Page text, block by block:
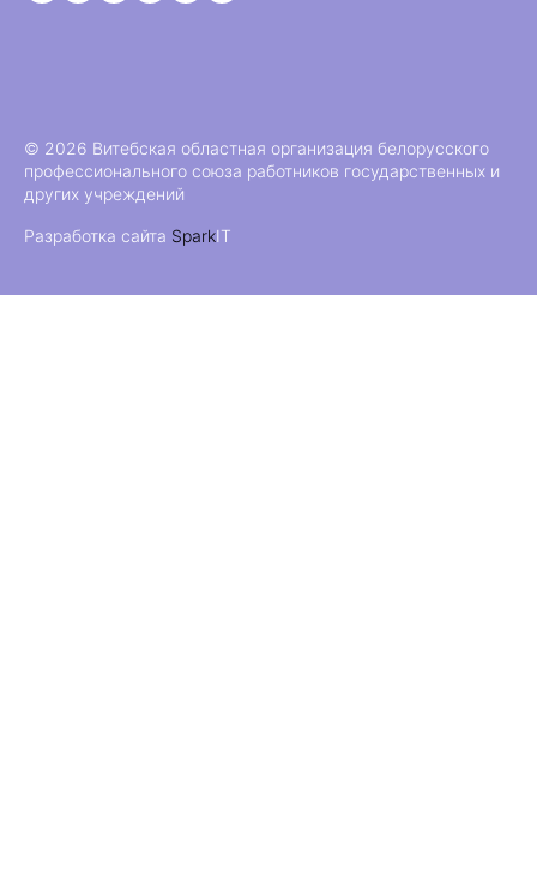
© 2026 Витебская областная организация белорусского
профессионального союза работников государственных и
других учреждений
Разработка сайта SparkIT